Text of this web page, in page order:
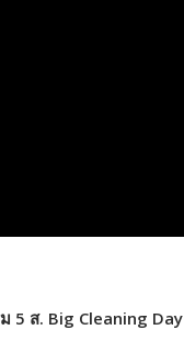
5 ส. Big Cleaning Day